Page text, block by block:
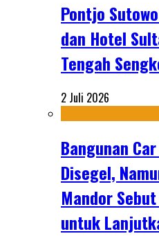
Pontjo
dan Hotel
Tengah
2 Juli 2026
Bangunan
Disegel,
Mandor
untuk